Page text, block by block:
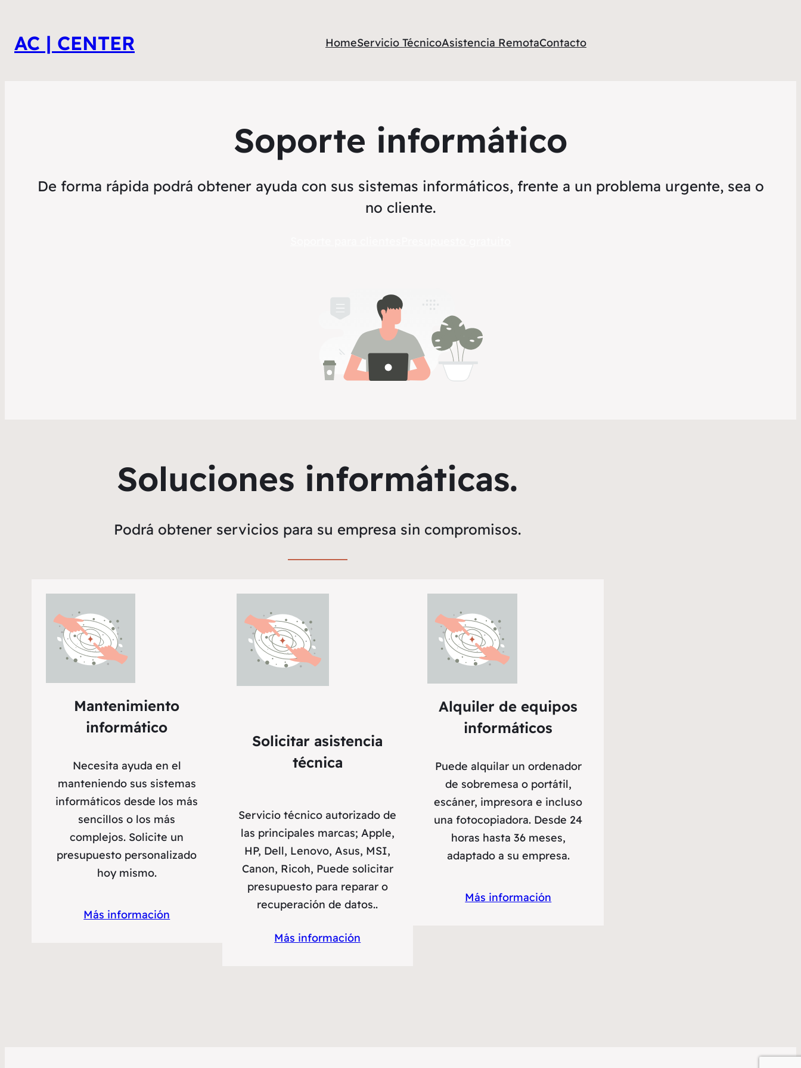
AC | CENTER HomeServicio TécnicoAsistencia RemotaContacto
Soporte informático
De forma rápida podrá obtener ayuda con sus sistemas informáticos, frente a un problema urgente, sea o
no cliente.
Soluciones informáticas.
Podrá obtener servicios para su empresa sin compromisos.
Mantenimiento
informático
Necesita ayuda en el
manteniendo sus sistemas
informáticos desde los más
sencillos o los más
complejos. Solicite un
presupuesto personalizado
hoy mismo.
Más información
Solicitar asistencia
técnica
Servicio técnico autorizado de
las principales marcas; Apple,
HP, Dell, Lenovo, Asus, MSI,
Canon, Ricoh, Puede solicitar
presupuesto para reparar o
recuperación de datos..
Más información
Alquiler de equipos
informáticos
Puede alquilar un ordenador
de sobremesa o portátil,
escáner, impresora e incluso
una fotocopiadora. Desde 24
horas hasta 36 meses,
adaptado a su empresa.
Más información